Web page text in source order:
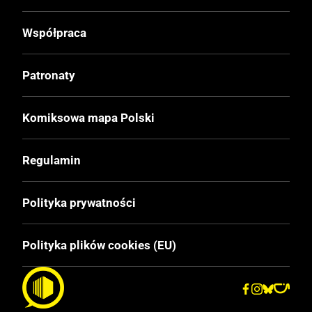
210x297 mm
Liczba Stron
Cena Okładkowa
44,99 zł
EAN
9788328172135
Współpraca
Patronaty
Komiksowa mapa Polski
Regulamin
Polityka prywatności
Polityka plików cookies (EU)